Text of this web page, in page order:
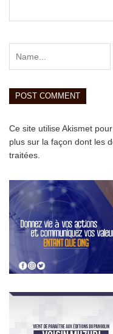
Ce site utilise Akismet
plus sur la façon dont les
traitées.